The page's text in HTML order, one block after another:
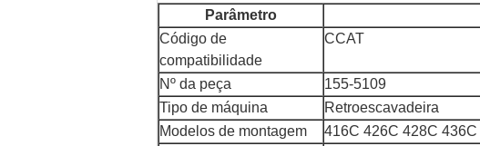
Parâmetro
Código de
compatibilidade
CCAT
Nº da peça
155-5109
Tipo de máquina
Retroescavadeira
Modelos de montagem
416C 426C 428C 436C